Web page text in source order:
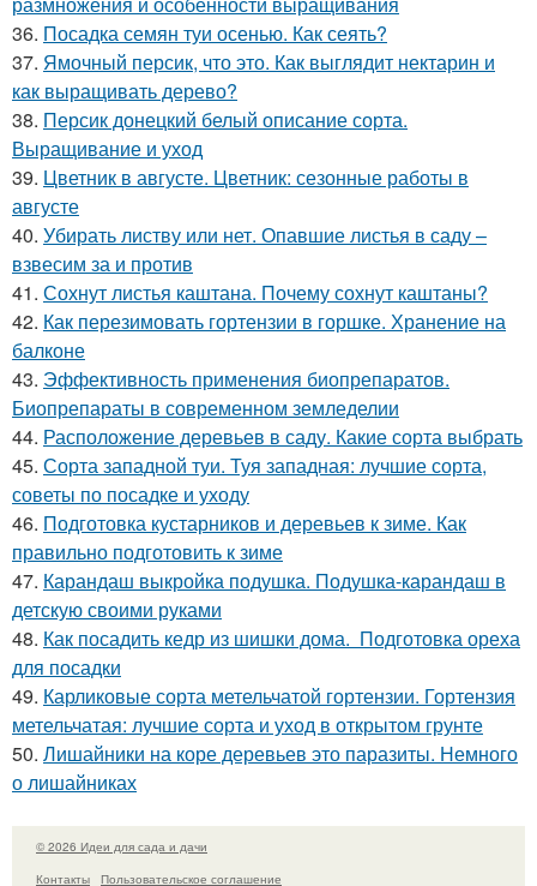
36. Посадка семян туи осенью. Как сеять?
37. Ямочный персик, что это. Как выглядит нектарин и
как выращивать дерево?
38. Персик донецкий белый описание сорта.
Выращивание и уход
39. Цветник в августе. Цветник: сезонные работы в
августе
40. Убирать листву или нет. Опавшие листья в саду –
взвесим за и против
41. Сохнут листья каштана. Почему сохнут каштаны?
42. Как перезимовать гортензии в горшке. Хранение на
балконе
43. Эффективность применения биопрепаратов.
Биопрепараты в современном земледелии
44. Расположение деревьев в саду. Какие сорта выбрать
45. Сорта западной туи. Туя западная: лучшие сорта,
советы по посадке и уходу
46. Подготовка кустарников и деревьев к зиме. Как
правильно подготовить к зиме
47. Карандаш выкройка подушка. Подушка-карандаш в
детскую своими руками
48. Как посадить кедр из шишки дома. Подготовка ореха
для посадки
49. Карликовые сорта метельчатой гортензии. Гортензия
метельчатая: лучшие сорта и уход в открытом грунте
50. Лишайники на коре деревьев это паразиты. Немного
о лишайниках
© 2026 Идеи для сада и дачи
Контакты
Пользовательское соглашение